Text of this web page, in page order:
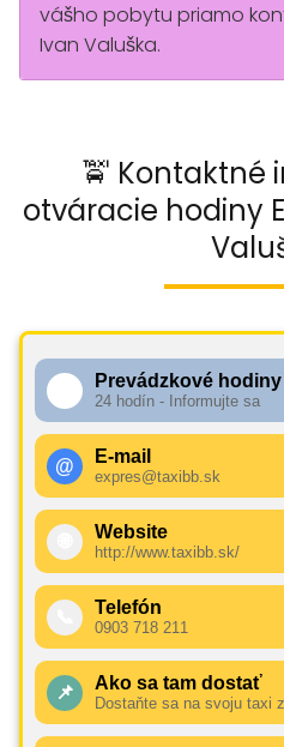
vášho pobytu priamo
Ivan Valuška.
🚖 Kontaktné
otváracie hodiny
Prevádzkové hodiny
24 hodín - Informujte sa
@ E-mail
expres@taxibb.sk
Website
http://www.taxibb.sk/
Telefón
0903 718 211
📌 Ako sa tam dostať
Dostaňte sa na svoju taxi